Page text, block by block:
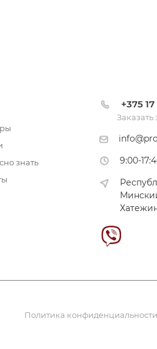
знать
+375
Заказать
9:00-
Политика конфиденциальности